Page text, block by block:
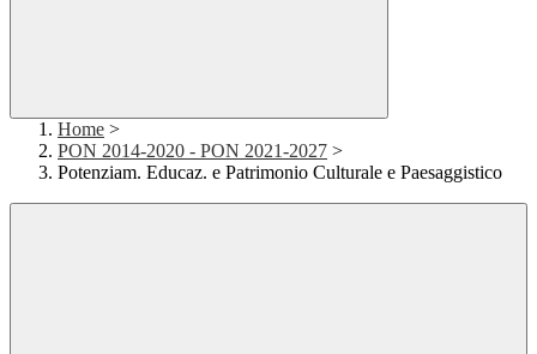
Home >
PON 2014-2020 - PON 2021-2027 >
Potenziam. Educaz. e Patrimonio Culturale e Paesaggistico